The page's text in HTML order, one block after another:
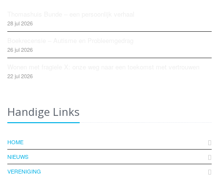
28 jul 2026
26 jul 2026
22 jul 2026
Handige Links
HOME
NIEUWS
VERENIGING